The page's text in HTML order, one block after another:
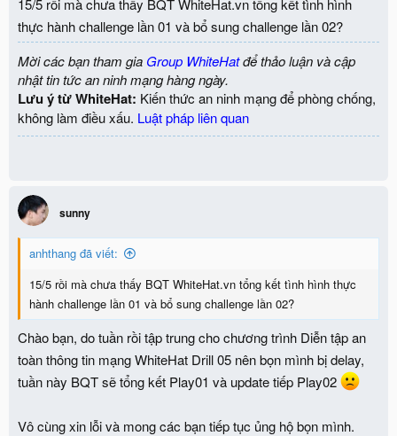
Sau khi chọn menuPLAY !, các bạn có thể chọn 6 lĩnh vực dưới
đây để thực hành:
Misc
Web Security
Forensics
Cryptography
Pwnable
40 challenge cũ từ các cuộc thi trước đây của WhiteHat và 10
challenge mới từ
ninh mạng là 2 đội ReUTD và Rain Misc
các challenge như sau:
Misc: 4
Web Security: 7
Forensics: 9
Cryptography: 16
Pwnable: 8
Reverse Engineering: 6
Các challenge mới sẽ được định kỳ bổ sung hàng tháng. Trước khi
thực hành challenge lần 01 và bổ sung challenge lần 02?
Mời các bạn tham gia Group WhiteHatđể thảo luận và cập
nhật tin tức an ninh mạng hàng ngày.
Lưu ý từ WhiteHat: Kiến thức an ninh mạng để phòng chống,
không làm điều xấu. Luật pháp liên quan
sunny
anhthang đã viết:
15/5 rồi mà chưa thấy BQT WhiteHat.vn tổng kết tình hình thực
hành challenge lần 01 và bổ sung challenge lần 02?
Chào bạn, do tuần rồi tập trung cho chương trình Diễn tập an
toàn thông tin mạng WhiteHat Drill 05 nên bọn mình bị delay,
tuần này BQT sẽ tổng kết Play01 và update tiếp Play02
Vô cùng xin lỗi và mong các bạn tiếp tục ủng hộ bọn mình.